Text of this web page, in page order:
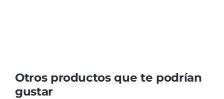
Otros productos que te podrían
gustar